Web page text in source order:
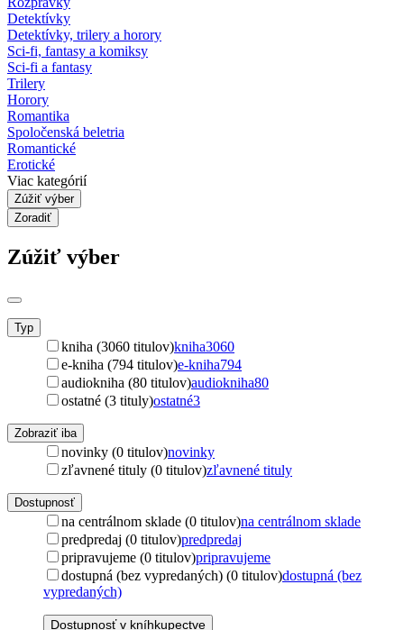
Detektívky
Detektívky, trilery a horory
Sci-fi, fantasy a komiksy
Sci-fi a fantasy
Trilery
Horory
Romantika
Spoločenská beletria
Romantické
Erotické
Viac kategórií
Zúžiť výber
Zoradiť
Zúžiť výber
Typ
kniha (3060 titulov)kniha3060
e-kniha (794 titulov)e-kniha794
audiokniha (80 titulov)audiokniha80
ostatné (3 tituly)ostatné3
Zobraziť iba
novinky (0 titulov)novinky
zľavnené tituly (0 titulov)zľavnené tituly
Dostupnosť
na centrálnom sklade (0 titulov)na centrálnom sklade
predpredaj (0 titulov)predpredaj
pripravujeme (0 titulov)pripravujeme
dostupná (bez vypredaných) (0 titulov)dostupná (bez
vypredaných)
Dostupnosť v kníhkupectve